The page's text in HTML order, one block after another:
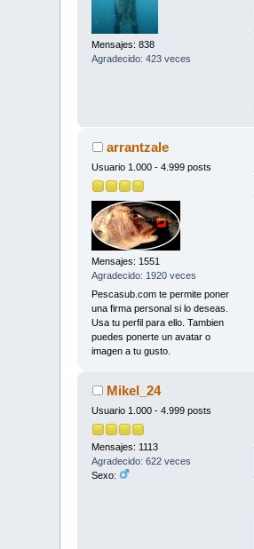
Mensajes: 838
Agradecido: 423 veces
arrantzale
Usuario 1.000 - 4.999 posts
Mensajes: 1551
Agradecido: 1920 veces
Pescasub.com te permite poner
una firma personal si lo deseas.
Usa tu perfil para ello. Tambien
puedes ponerte un avatar o
imagen a tu gusto.
Mikel_24
Usuario 1.000 - 4.999 posts
Mensajes: 1113
Agradecido: 622 veces
Sexo: